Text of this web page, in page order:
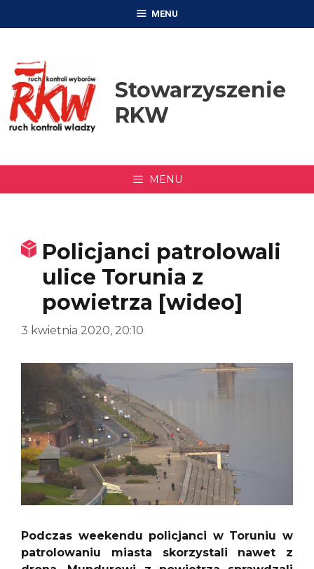
MENU
Stowarzyszenie
RKW
MENU
Policjanci patrolowali
ulice Torunia z
powietrza [wideo]
3 kwietnia 2020, 20:10
Podczas weekendu policjanci w Toruniu w
patrolowaniu miasta skorzystali nawet z